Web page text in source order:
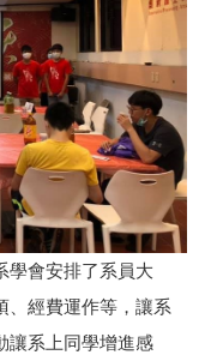
學會安排了系員大
、經費運作等，讓系
讓系上同學增進感